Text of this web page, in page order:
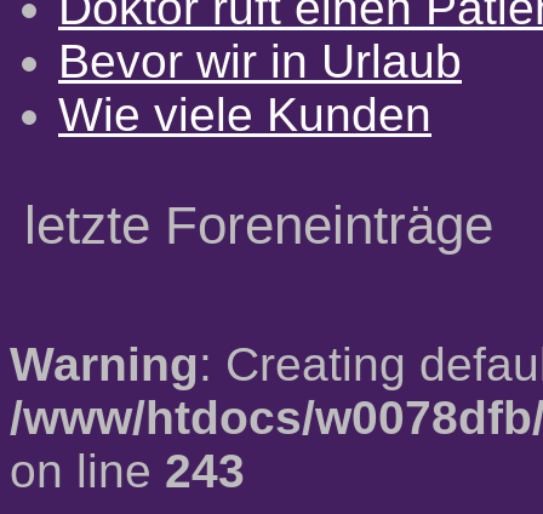
Bevor wir in Urlaub
Wie viele Kunden
letzte Foreneinträge
Warning: Creating
/www/htdocs/
on line 243